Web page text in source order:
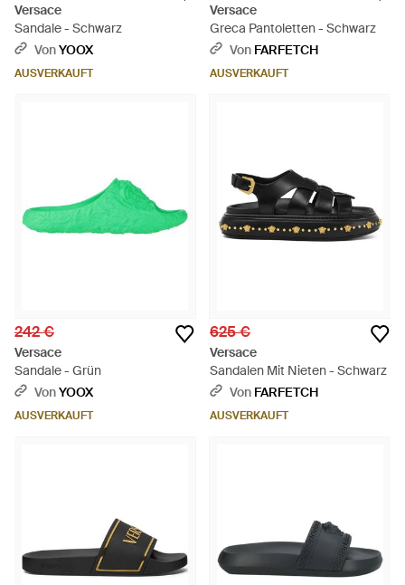
Versace
Sandale - Schwarz
VonYOOX
AUSVERKAUFT
Versace
Greca Pantoletten - Schwarz
Von FARFETCH
AUSVERKAUFT
242 €
Versace
Sandale - Grün
VonYOOX
AUSVERKAUFT
625 €
Versace
Sandalen Mit Nieten - Schwarz
Von FARFETCH
AUSVERKAUFT